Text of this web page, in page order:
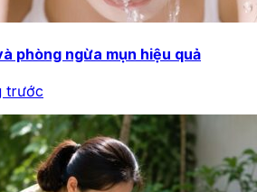
phòng ngừa mụn hiệu quả
trước